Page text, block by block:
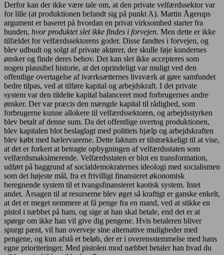
Derfor kan der ikke være tale om, at den private velfærdssektor var
for lille (at produktionen befandt sig på punkt A). Martin Ågerups
argument er baseret på hvordan en privat virksomhed starter fra
bunden, hvor produktet slet ikke findes i forvejen. Men dette er ikke
tilfældet for velfærdssektorens goder. Disse fandtes i forvejen, og
blev udbudt og solgt af private aktører, der skulle føje kundernes
ønsker og finde deres behov. Det kan slet ikke accepteres som
nogen plausibel historie, at det oprindeligt var muligt ved den
offentlige overtagelse af iværksætternes livsværk at gøre samfundet
bedre tilpas, ved at tilføre kapital og arbejdskraft. I det private
system var den tildelte kapital balanceret mod forbrugernes andre
ønsker. Der var præcis den mængde kapital til rådighed, som
forbrugerne kunne allokere til velfærdssektoren, og arbejdsstyrken
blev betalt af denne sum. Da det offentlige overtog produktionen,
blev kapitalen blot beslaglagt med politiets hjælp og arbejdskraften
blev købt med hælervarerne. Dette faktum er tilstrækkeligt til at vise,
at det er forkert at betragte opbygningen af velfærdsstaten som
velfærdsmaksimerende. Velfærdsstaten er blot en transformation,
udført på baggrund af socialdemokraternes ideologi med socialismen
som det højeste mål, fra et frivilligt finansieret økonomisk
beregnende system til et tvangsfinansieret kaotisk system. Intet
andet. Årsagen til at resurserne blev øget så kraftigt er ganske enkelt,
at det er meget nemmere at få penge fra en mand, ved at stikke en
pistol i næbbet på ham, og sige at han skal betale, end det er at
spørge om ikke han vil give dig pengene. Hvis betaleren bliver
spurgt pænt, vil han overveje sine alternative muligheder med
pengene, og kun afstå et beløb, der er i overensstemmelse med hans
egne prioriteringer. Med pistolen mod næbbet betaler han hvad du